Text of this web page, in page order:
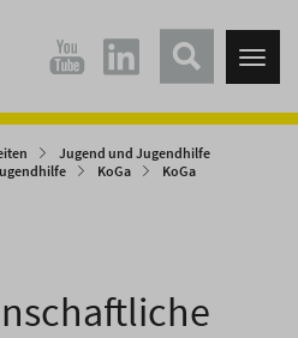
Jugend und Jugendhilfe
KoGa KoGa